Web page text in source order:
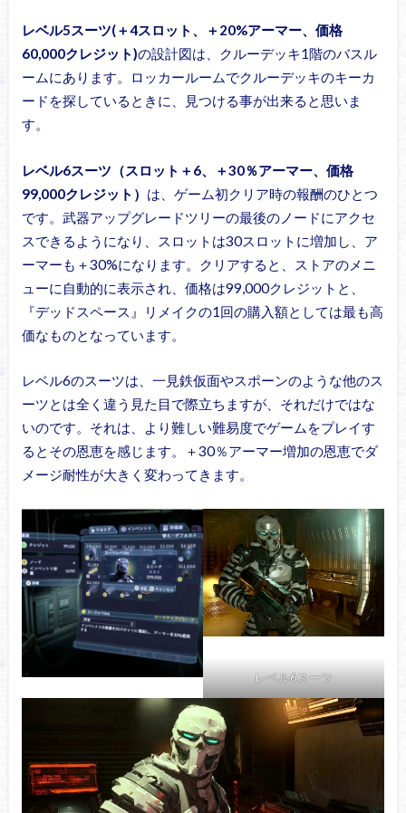
レベル5スーツ(＋4スロット、＋20%アーマー、価格
60,000クレジット)の設計図は、クルーデッキ1階のバスル
ームにあります。ロッカールームでクルーデッキのキーカ
ードを探しているときに、見つける事が出来ると思いま
す。
レベル6スーツ（スロット＋6、＋30％アーマー、価格
99,000クレジット） は、ゲーム初クリア時の報酬のひとつ
です。武器アップグレードツリーの最後のノードにアクセ
スできるようになり、スロットは30スロットに増加し、ア
ーマーも＋30%になります。クリアすると、ストアのメニ
ューに自動的に表示され、価格は99,000クレジットと、
『デッドスペース』リメイクの1回の購入額としては最も高
価なものとなっています。
レベル6のスーツは、一見鉄仮面やスポーンのような他のス
ーツとは全く違う見た目で際立ちますが、それだけではな
いのです。それは、より難しい難易度でゲームをプレイす
るとその恩恵を感じます。＋30％アーマー増加の恩恵でダ
メージ耐性が大きく変わってきます。
レベル6スーツ